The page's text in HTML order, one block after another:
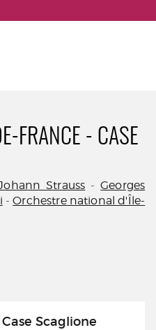
FRANCE - CASE
Strauss -Georges
-Orchestre national d'Île-
Scaglione